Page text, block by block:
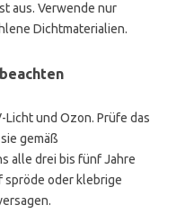
aus. Verwende nur
Dichtmaterialien.
Licht und Ozon. Prüfe das
gemäß
alle drei bis fünf Jahre
spröde oder klebrige